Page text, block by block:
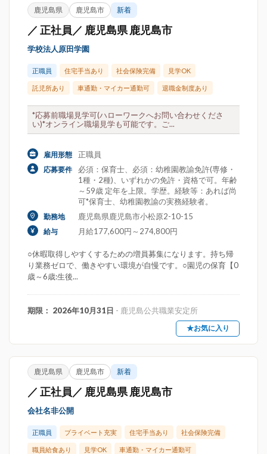
鹿児島県 鹿児島市 新着
／ 正社員／ 鹿児島県 鹿児島市
学校法人原田学園
正職員 住宅手当あり 社会保険完備 見学OK
託児所あり 車通勤・マイカー通勤可 退職金制度あり
*応募前職場見学可(ハローワークへお問い合わせくださ
い)*オンライン職場見学も可能です。ご...
雇用形態 正職員
応募要件
必須：保育士、必須：幼稚園教諭免許(専修・
1種・2種)、いずれかの免許・資格で可。年齢
～59歳 定年を上限。学歴。経験等：あれば尚
可*保育士、幼稚園教諭の実務経験者。
勤務地 鹿児島県鹿児島市小松原2-10-15
給与 月給177,600円～274,800円
○休暇取得しやすくするための増員募集になります。持ち帰
り業務ゼロで、働きやすい環境が自慢です。○園児の保育【0
歳～6歳:生後...
期限： 2026年10月31日 - 鹿児島公共職業安定所
★お気に入り
鹿児島県 鹿児島市 新着
／ 正社員／ 鹿児島県 鹿児島市
会社名非公開
正職員 プライベート充実 住宅手当あり 社会保険完備
職員給食あり 見学OK 車通勤・マイカー通勤可